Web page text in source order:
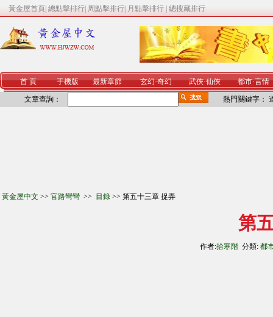
黃金屋首頁 總點擊排行 周點擊排行 月點擊排行 總搜藏排行
首 頁 手機版 最新章節 玄幻·奇幻 武俠·仙俠 都市·言情
文章查詢： 熱門關鍵字：
黃金屋中文 >> 官路彎彎 >> 目錄 >> 第五十三章 捉弄
第
作者:拾寒階 分類: 都